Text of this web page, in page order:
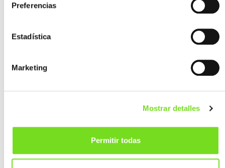
Preferencias
Estadística
Marketing
Mostrar detalles
Permitir todas
AZTERLAN Centro de Investigación Metalúrgica